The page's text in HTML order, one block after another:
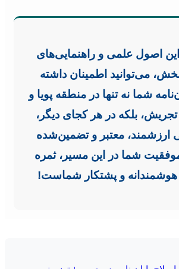
این اصول علمی و راهنمایی‌های
می‌توانید اطمینان داشته
شما نه تنها در منطقه پویا و
بلکه در هر کجای دیگر،
ارزشمند، معتبر و تضمین‌شده
شما در این مسیر، ثمره
هوشمندانه و پشتکار شماست!